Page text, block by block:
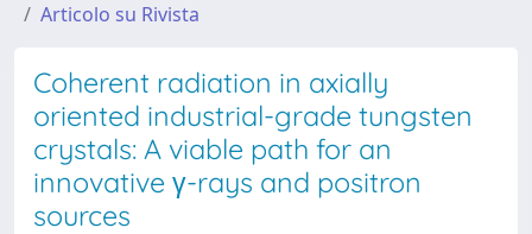
Articolo su Rivista
Coherent radiation in axially
oriented industrial-grade tungsten
crystals: A viable path for an
innovative γ-rays and positron
sources